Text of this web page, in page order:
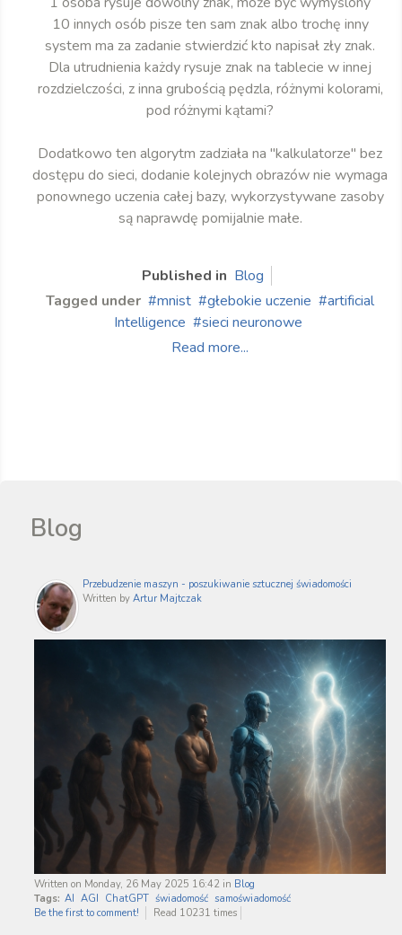
10 innych osób pisze ten sam znak albo trochę inny
system ma za zadanie stwierdzić kto napisał zły znak.
Dla utrudnienia każdy rysuje znak na tablecie w innej
rozdzielczości, z inna grubością pędzla, różnymi kolorami,
pod różnymi kątami?
Dodatkowo ten algorytm zadziała na "kalkulatorze" bez
dostępu do sieci, dodanie kolejnych obrazów nie wymaga
ponownego uczenia całej bazy, wykorzystywane zasoby
są naprawdę pomijalnie małe.
Published in Blog
Tagged under
mnist głebokie uczenie
artificial
Intelligence
sieci neuronowe
Read more...
Blog
Przebudzenie maszyn - poszukiwanie sztucznej świadomości
Written by Artur Majtczak
Written on Monday, 26 May 2025 16:42 in Blog
Tags: AI AGI ChatGPT świadomość samoświadomość
Be the first to comment!
Read 10231 times